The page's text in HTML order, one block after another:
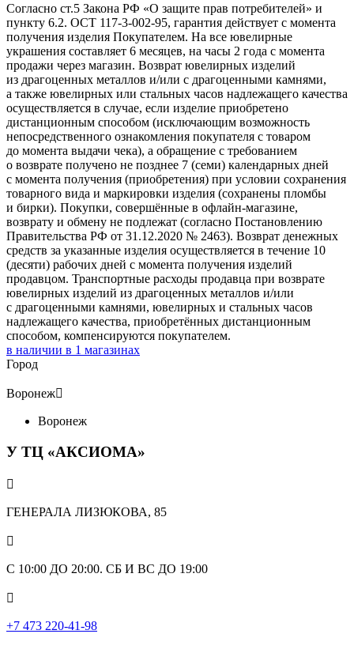
Согласно ст.5 Закона РФ «О защите прав потребителей» и
пункту 6.2. ОСТ 117-3-002-95, гарантия действует с момента
получения изделия Покупателем. На все ювелирные
украшения составляет 6 месяцев, на часы 2 года с момента
продажи через магазин. Возврат ювелирных изделий
из драгоценных металлов и/или с драгоценными камнями,
а также ювелирных или стальных часов надлежащего качества
осуществляется в случае, если изделие приобретено
дистанционным способом (исключающим возможность
непосредственного ознакомления покупателя с товаром
до момента выдачи чека), а обращение с требованием
о возврате получено не позднее 7 (семи) календарных дней
с момента получения (приобретения) при условии сохранения
товарного вида и маркировки изделия (сохранены пломбы
и бирки). Покупки, совершённые в офлайн-магазине,
возврату и обмену не подлежат (согласно Постановлению
Правительства РФ от 31.12.2020 № 2463). Возврат денежных
средств за указанные изделия осуществляется в течение 10
(десяти) рабочих дней с момента получения изделий
продавцом. Транспортные расходы продавца при возврате
ювелирных изделий из драгоценных металлов и/или
с драгоценными камнями, ювелирных и стальных часов
надлежащего качества, приобретённых дистанционным
способом, компенсируются покупателем.
в наличии в 1 магазинах
Город
Воронеж
Воронеж
У ТЦ «АКСИОМА»

ГЕНЕРАЛА ЛИЗЮКОВА, 85

С 10:00 ДО 20:00. СБ И ВС ДО 19:00

+7 473 220-41-98